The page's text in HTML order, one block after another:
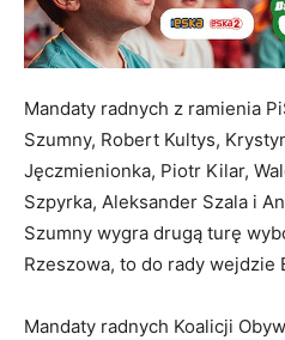
Mandaty radnych z ramienia
Szumny, Robert Kultys,
Jęczmienionka, Piotr Kilar,
Szpyrka, Aleksander Szala i
Szumny wygra drugą turę
Rzeszowa, to do rady wejdzie
Mandaty radnych Koalicji